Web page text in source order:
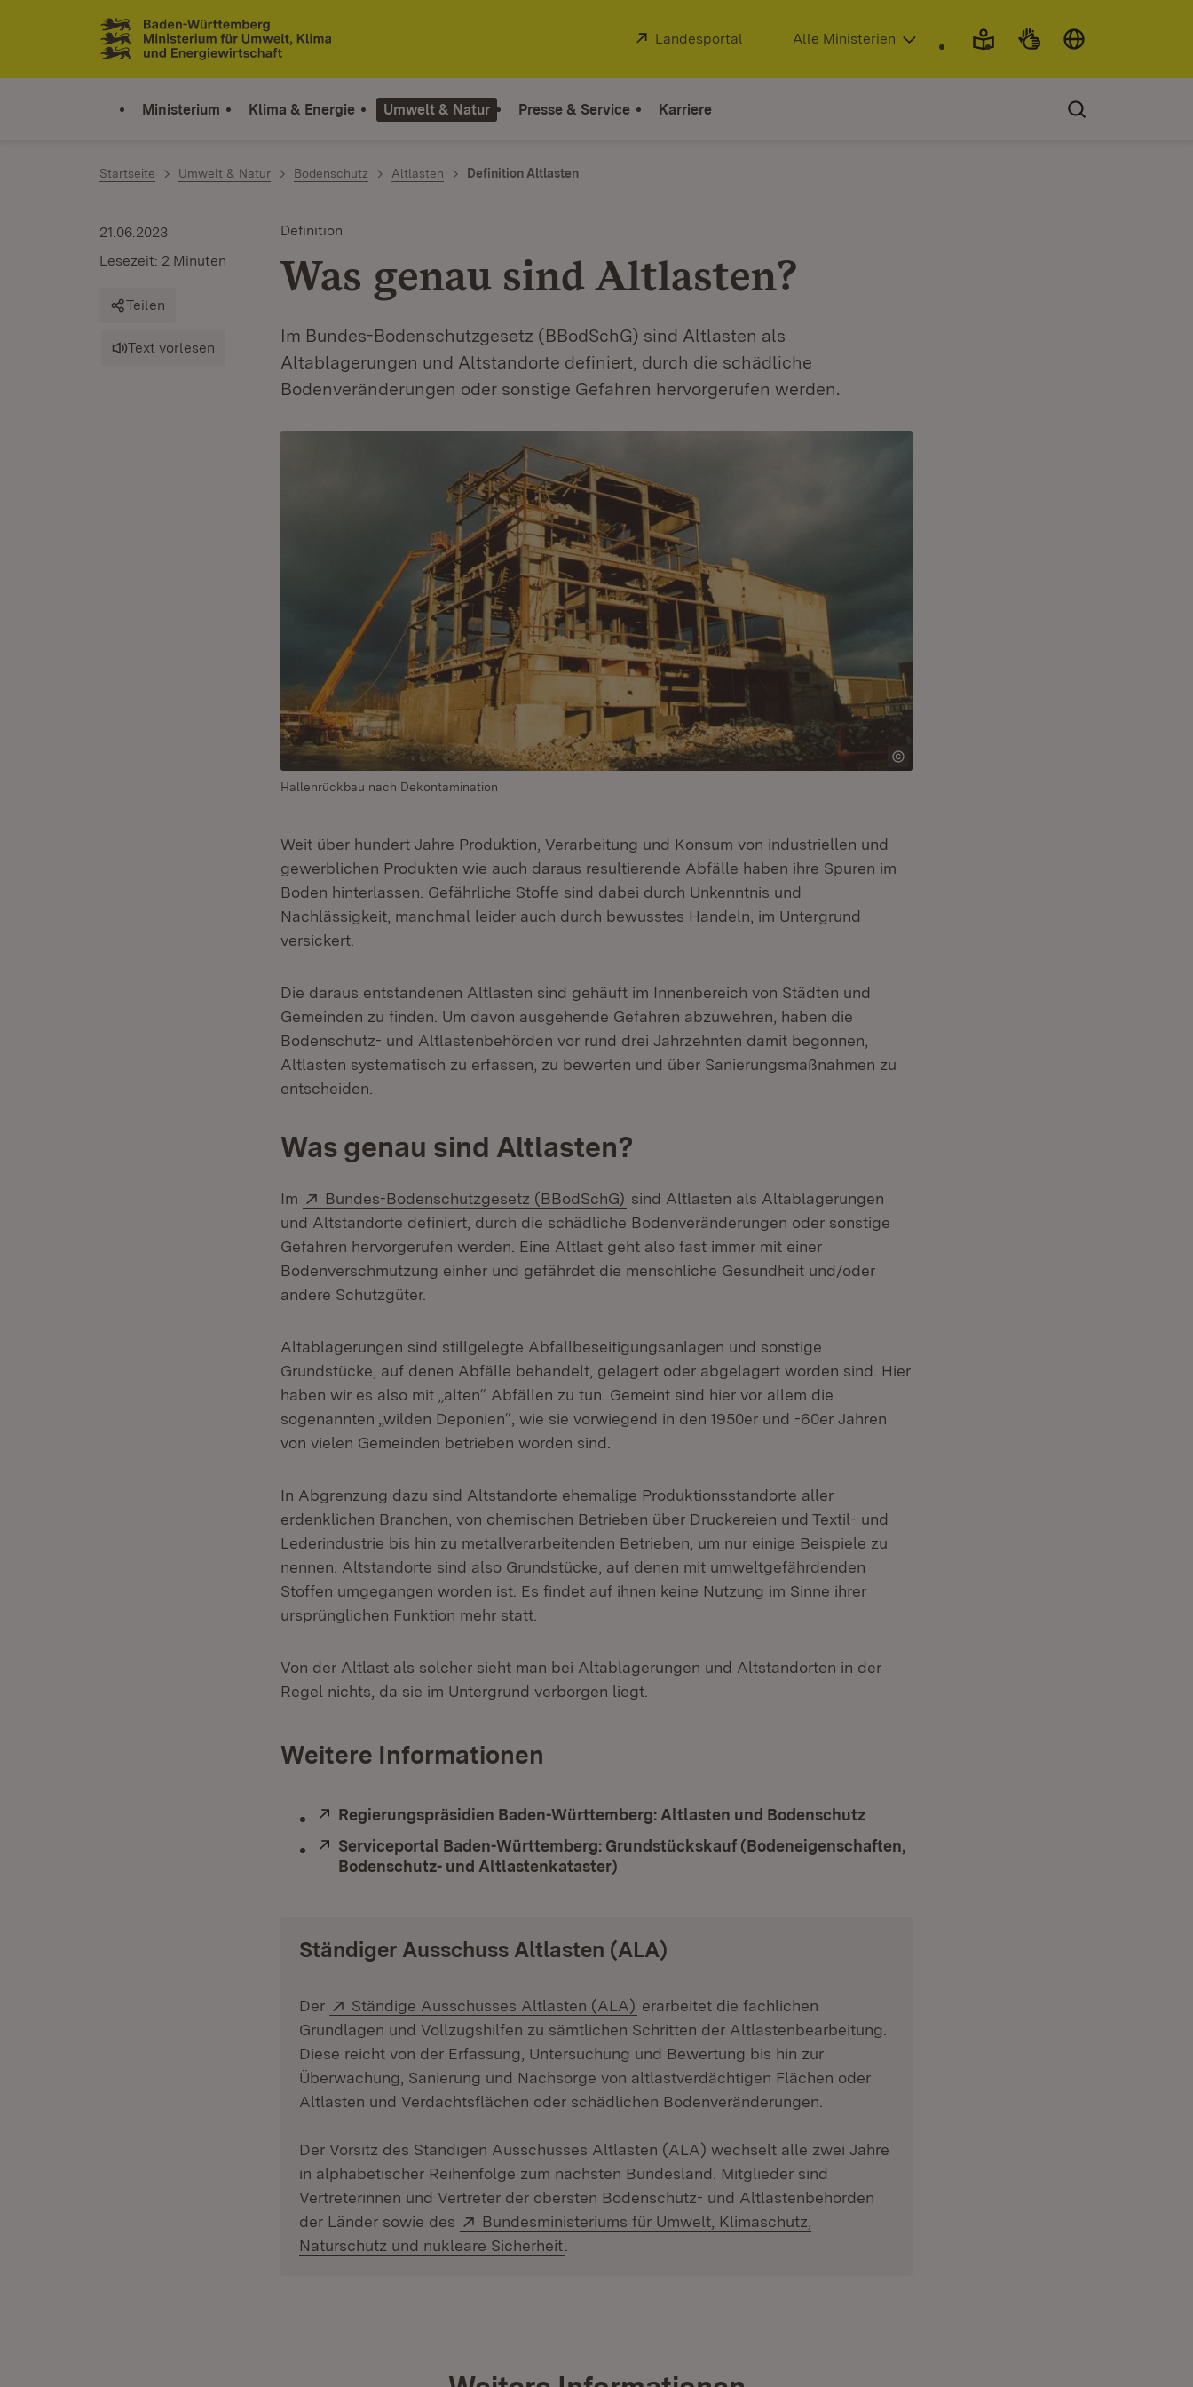
Zum Inhalt springen
Link zur Startseite
Extern:
Landesportal (Öffnet in neuem Fenster)
Alle Ministerien
Ministerium Klima & Energie Umwelt & Natur Presse & Service Karriere
Startseite Umwelt & Natur Bodenschutz Altlasten Definition Altlasten
Definition
Was genau sind Altlasten?
Im Bundes-Bodenschutzgesetz (BBodSchG) sind Altlasten als
Altablagerungen und Altstandorte definiert, durch die schädliche
Bodenveränderungen oder sonstige Gefahren hervorgerufen werden.
21.06.2023
Lesezeit: 2 Minuten
Teilen
Text vorlesen
Hallenrückbau nach Dekontamination
Weit über hundert Jahre Produktion, Verarbeitung und Konsum von industriellen und
gewerblichen Produkten wie auch daraus resultierende Abfälle haben ihre Spuren im
Boden hinterlassen. Gefährliche Stoffe sind dabei durch Unkenntnis und
Nachlässigkeit, manchmal leider auch durch bewusstes Handeln, im Untergrund
versickert.
Die daraus entstandenen Altlasten sind gehäuft im Innenbereich von Städten und
Gemeinden zu finden. Um davon ausgehende Gefahren abzuwehren, haben die
Bodenschutz- und Altlastenbehörden vor rund drei Jahrzehnten damit begonnen,
Altlasten systematisch zu erfassen, zu bewerten und über Sanierungsmaßnahmen zu
entscheiden.
Was genau sind Altlasten?
Im Extern:
Bundes-Bodenschutzgesetz (BBodSchG) (Öffnet in neuem Fenster)
sind Altlasten als Altablagerungen
und Altstandorte definiert, durch die schädliche Bodenveränderungen oder sonstige
Gefahren hervorgerufen werden. Eine Altlast geht also fast immer mit einer
Bodenverschmutzung einher und gefährdet die menschliche Gesundheit und/oder
andere Schutzgüter.
Altablagerungen sind stillgelegte Abfallbeseitigungsanlagen und sonstige
Grundstücke, auf denen Abfälle behandelt, gelagert oder abgelagert worden sind. Hier
haben wir es also mit „alten“ Abfällen zu tun. Gemeint sind hier vor allem die
sogenannten „wilden Deponien“, wie sie vorwiegend in den 1950er und -60er Jahren
von vielen Gemeinden betrieben worden sind.
In Abgrenzung dazu sind Altstandorte ehemalige Produktionsstandorte aller
erdenklichen Branchen, von chemischen Betrieben über Druckereien und Textil- und
Lederindustrie bis hin zu metallverarbeitenden Betrieben, um nur einige Beispiele zu
nennen. Altstandorte sind also Grundstücke, auf denen mit umweltgefährdenden
Stoffen umgegangen worden ist. Es findet auf ihnen keine Nutzung im Sinne ihrer
ursprünglichen Funktion mehr statt.
Von der Altlast als solcher sieht man bei Altablagerungen und Altstandorten in der
Regel nichts, da sie im Untergrund verborgen liegt.
Weitere Informationen
Extern:
Regierungspräsidien Baden-Württemberg: Altlasten und Bodenschutz
Extern:
Serviceportal Baden-Württemberg: Grundstückskauf (Bodeneigenschaften,
Bodenschutz- und Altlastenkataster)
Ständiger Ausschuss Altlasten (ALA)
Der Extern:
Ständige Ausschusses Altlasten (ALA) (Öffnet in neuem Fenster)
erarbeitet die fachlichen
Grundlagen und Vollzugshilfen zu sämtlichen Schritten der Altlastenbearbeitung.
Diese reicht von der Erfassung, Untersuchung und Bewertung bis hin zur
Überwachung, Sanierung und Nachsorge von altlastverdächtigen Flächen oder
Altlasten und Verdachtsflächen oder schädlichen Bodenveränderungen.
Der Vorsitz des Ständigen Ausschusses Altlasten (ALA) wechselt alle zwei Jahre
in alphabetischer Reihenfolge zum nächsten Bundesland. Mitglieder sind
Vertreterinnen und Vertreter der obersten Bodenschutz- und Altlastenbehörden
der Länder sowie des
Extern:
Bundesministeriums für Umwelt, Klimaschutz,
Naturschutz und nukleare Sicherheit